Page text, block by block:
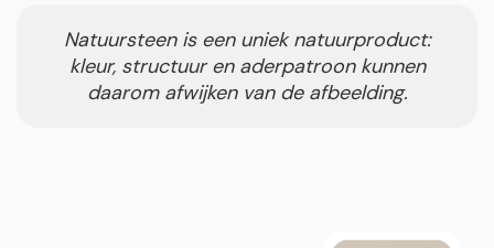
Natuursteen is een uniek natuurproduct:
kleur, structuur en aderpatroon kunnen
daarom afwijken van de afbeelding.